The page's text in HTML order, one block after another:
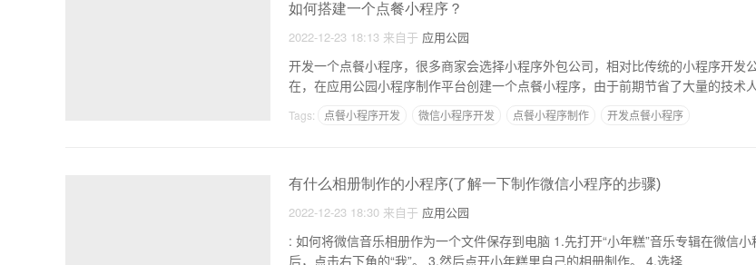
如何搭建一个点餐小程序？
2022-12-23 18:13 来自于 应用公园
开发一个点餐小程序，很多商家会选择小程序外包公司，相对比传统的小程序开发
在，在应用公园小程序制作平台创建一个点餐小程序，由于前期节省了大量的技术
Tags: 点餐小程序开发 微信小程序开发 点餐小程序制作 开发点餐小程序
有什么相册制作的小程序(了解一下制作微信小程序的步骤)
2022-12-23 18:30 来自于 应用公园
: 如何将微信音乐相册作为一个文件保存到电脑 1.先打开“小年糕”音乐专辑在微信小程序小程序。 2.进入小年糕
后，点击右下角的“我”。 3.然后点开小年糕里自己的相册制作。 4.选择